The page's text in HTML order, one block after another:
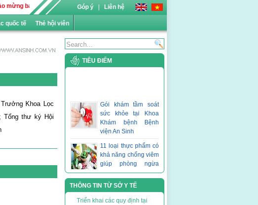
mừng bạn đến với website Bệnh viện An Sinh
Góp ý Liên hệ
quốc tế Thẻ hội viên
Khoa Lọc
Tổng thư ký Hội
TIÊU ĐIỂM
Gói khám tầm soát
sức khỏe tại Khoa
Khám bệnh Bệnh
viện An Sinh
11 loại thực phẩm có
khả năng chống viêm
giúp phòng ngừa
bệnh mạn tính
Bệnh án điện tử
ngoại trú (EMR) khi
bạn chủ động quản lý
THÔNG TIN TỪ SỞ Y TẾ
Triển khai các quy định tại